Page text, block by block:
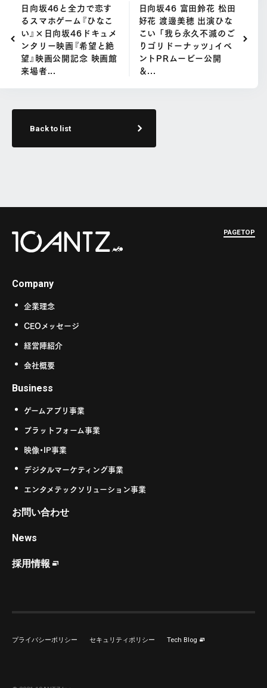
日向坂46と全力で恋す
るスマホゲーム『ひなこ
い』×日向坂46ドキュメ
ンタリー映画『希望と絶
望』映画公開記念 映画館
来場者...
日向坂46 富田鈴花 松田
好花 渡邊美穂 出演ひな
こい 「我ら永久不滅のご
りゴリドーナッツ」イベ
ントPRムービー公開
＆...
Back to list
Company
企業理念
CEOメッセージ
経営陣紹介
会社概要
Business
ゲームアプリ事業
プラットフォーム事業
映像・IP事業
デジタルマーケティング事業
エンタメテックソリューション事業
お問い合わせ
News
採用情報
プライバシーポリシー セキュリティポリシー Tech Blog
PAGETOP